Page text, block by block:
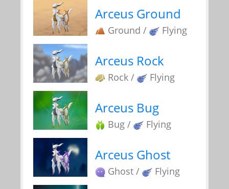
Arceus Ground
Ground / Flying
Arceus Rock
Rock / Flying
Arceus Bug
Bug / Flying
Arceus Ghost
Ghost / Flying